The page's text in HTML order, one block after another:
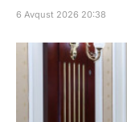
6 Avqust 2026 20:38